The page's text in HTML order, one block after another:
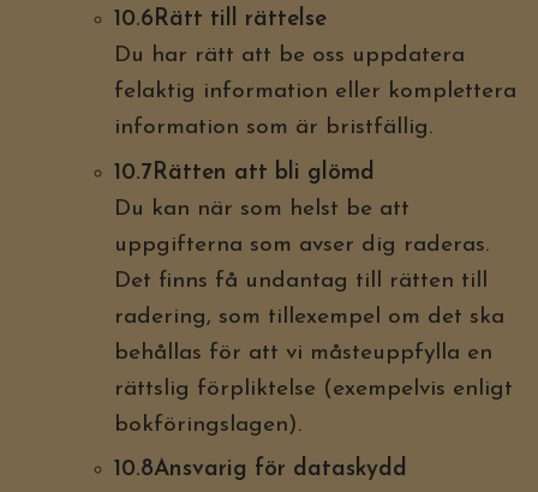
10.6Rätt till rättelse
Du har rätt att be oss uppdatera
felaktig information eller komplettera
information som är bristfällig.
10.7Rätten att bli glömd
Du kan när som helst be att
uppgifterna som avser dig raderas.
Det finns få undantag till rätten till
radering, som tillexempel om det ska
behållas för att vi måsteuppfylla en
rättslig förpliktelse (exempelvis enligt
bokföringslagen).
10.8Ansvarig för dataskydd